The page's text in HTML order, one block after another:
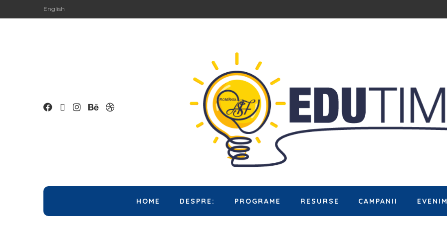
English
HOME DESPRE: PROGRAME RESURSE CAMPANII